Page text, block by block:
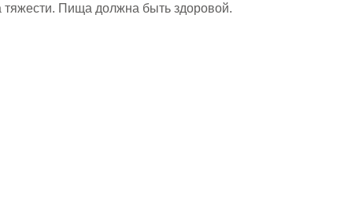
Пища должна быть здоровой.